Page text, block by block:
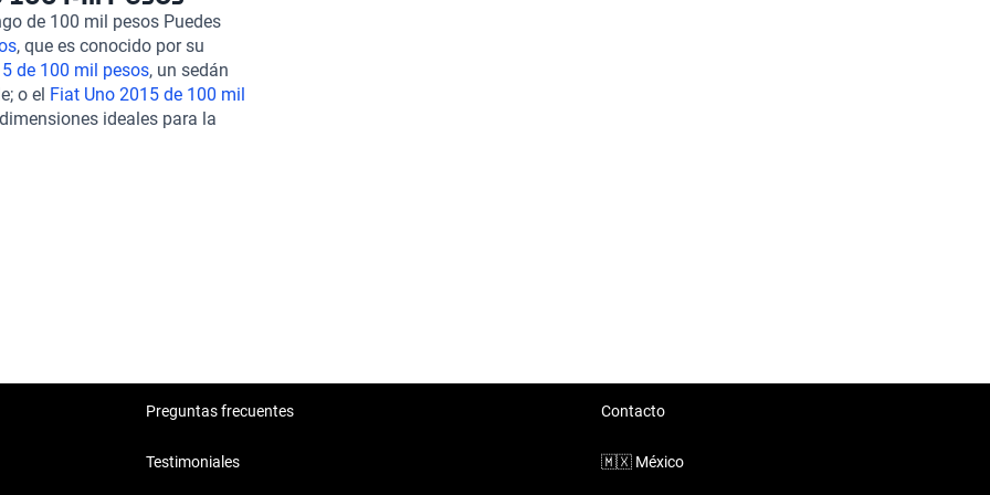
pasan por una rigurosa
como estético.
adaptados a tus
y contamos con soporte
puedes optar por una
2015 con total confianza. Si
de 100 mil pesos Puedes
, que es conocido por su
de 100 mil pesos, un sedán
o el Fiat Uno 2015 de 100 mil
ideales para la
MKX 2015, ofreciendo una
Preguntas frecuentes
Testimoniales
Contacto
🇲🇽 México